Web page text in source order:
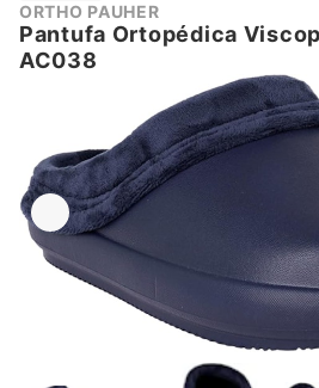
ORTHO PAUHER
Pantufa Ortopédica
AC038